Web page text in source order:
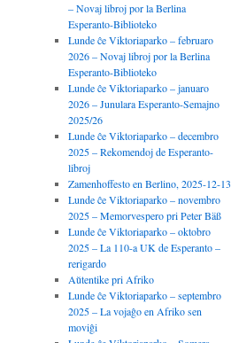
– Novaj libroj por la Berlina
Esperanto-Biblioteko
Lunde ĉe Viktoriaparko – februaro
2026 – Novaj libroj por la Berlina
Esperanto-Biblioteko
Lunde ĉe Viktoriaparko – januaro
2026 – Junulara Esperanto-Semajno
2025/26
Lunde ĉe Viktoriaparko – decembro
2025 – Rekomendoj de Esperanto-
libroj
Zamenhoffesto en Berlino, 2025-12-13
Lunde ĉe Viktoriaparko – novembro
2025 – Memorvespero pri Peter Bäß
Lunde ĉe Viktoriaparko – oktobro
2025 – La 110-a UK de Esperanto –
rerigardo
Aŭtentike pri Afriko
Lunde ĉe Viktoriaparko – septembro
2025 – La vojaĝo en Afriko sen
moviĝi